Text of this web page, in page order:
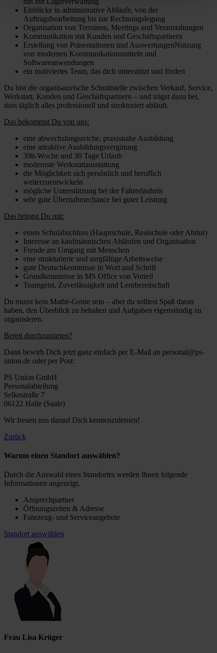
Einblicke in administrative Abläufe, von der
Auftragsbearbeitung bis zur Rechnungslegung
Organisation von Terminen, Meetings und Veranstaltungen
Kommunikation mit Kunden und Geschäftspartnern
Erstellung von Präsentationen und AuswertungenNutzung
von modernen Kommunikationsmitteln und
Softwareanwendungen
ein motiviertes Team, das dich unterstützt und fördert
Du bist die organisatorische Schnittstelle zwischen Verkauf, Service,
Werkstatt, Kunden und Geschäftspartnern – und trägst dazu bei,
dass täglich alles professionell und strukturiert abläuft.
Das bekommst Du von uns:
eine abwechslungsreiche, praxisnahe Ausbildung
eine attraktive Ausbildungsvergütung
39h-Woche und 30 Tage Urlaub
modernste Werkstattausstattung
die Möglichkeit sich persönlich und beruflich
weiterzuentwickeln
mögliche Unterstützung bei der Fahrerlaubnis
sehr gute Übernahmechance bei guter Leistung
Das bringst Du mit:
einen Schulabschluss (Hauptschule, Realschule oder Abitur)
Interesse an kaufmännischen Abläufen und Organisation
Freude am Umgang mit Menschen
eine strukturierte und sorgfältige Arbeitsweise
gute Deutschkenntnisse in Wort und Schrift
Grundkenntnisse in MS Office von Vorteil
Teamgeist, Zuverlässigkeit und Lernbereitschaft
Du musst kein Mathe-Genie sein – aber du solltest Spaß daran
haben, den Überblick zu behalten und Aufgaben eigenständig zu
organisieren.
Bereit durchzustarten?
Dann bewirb Dich jetzt ganz einfach per E-Mail an personal@ps-
union.de oder per Post:
PS Union GmbH
Personalabteilung
Selkestraße 7
06122 Halle (Saale)
Wir freuen uns darauf Dich kennenzulernen!
Zurück
Warum einen Standort auswählen?
Durch die Auswahl eines Standortes werden Ihnen folgende
Informationen angezeigt.
Ansprechpartner
Öffnungszeiten & Adresse
Fahrzeug- und Serviceangebote
Standort auswählen
Frau Lisa Krüger